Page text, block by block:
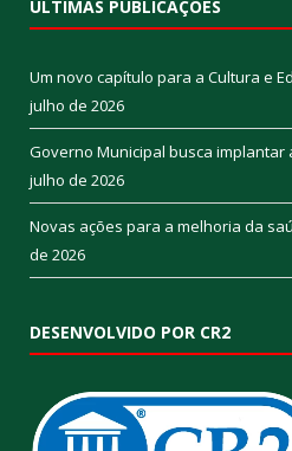
ÚLTIMAS PUBLICAÇÕES
Um novo capítulo para a Cultura e
julho de 2026
Governo Municipal busca implantar
julho de 2026
Novas ações para a melhoria da
de 2026
DESENVOLVIDO POR CR2